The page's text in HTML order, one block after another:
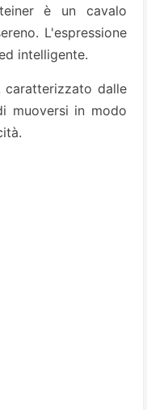
è un cavalo
L'espressione
intelligente.
caratterizzato dalle
muoversi in modo